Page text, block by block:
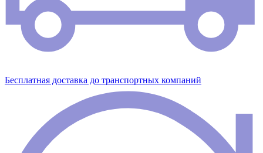
Бесплатная доставка до транспортных компаний